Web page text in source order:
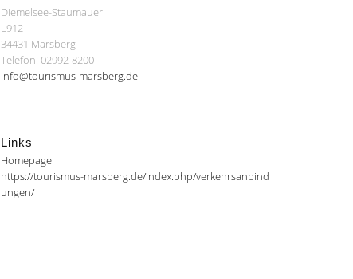
Diemelsee-Staumauer
L912
34431 Marsberg
Telefon: 02992-8200
info@tourismus-marsberg.de
Links
Homepage
https://tourismus-marsberg.de/index.php/verkehrsanbind
ungen/